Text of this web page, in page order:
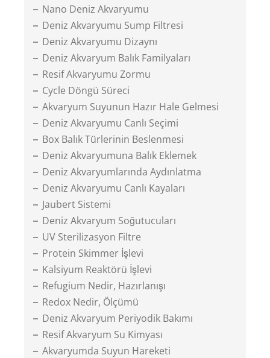
Nano Deniz Akvaryumu
Deniz Akvaryumu Sump Filtresi
Deniz Akvaryumu Dizaynı
Deniz Akvaryum Balık Familyaları
Resif Akvaryumu Zormu
Cycle Döngü Süreci
Akvaryum Suyunun Hazır Hale Gelmesi
Deniz Akvaryumu Canlı Seçimi
Box Balık Türlerinin Beslenmesi
Deniz Akvaryumuna Balık Eklemek
Deniz Akvaryumlarında Aydınlatma
Deniz Akvaryumu Canlı Kayaları
Jaubert Sistemi
Deniz Akvaryum Soğutucuları
UV Sterilizasyon Filtre
Protein Skimmer İşlevi
Kalsiyum Reaktörü İşlevi
Refugium Nedir, Hazırlanışı
Redox Nedir, Ölçümü
Deniz Akvaryum Periyodik Bakımı
Resif Akvaryum Su Kimyası
Akvaryumda Suyun Hareketi